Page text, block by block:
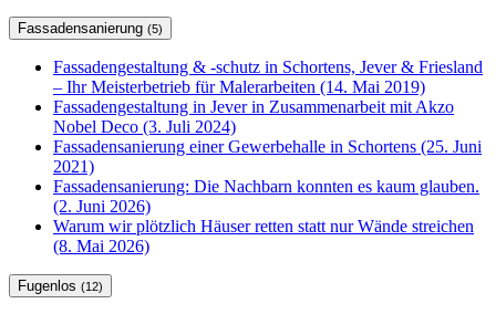
Fassadensanierung (5)
Fassadengestaltung & -schutz in Schortens, Jever & Friesland
– Ihr Meisterbetrieb für Malerarbeiten (14. Mai 2019)
Fassadengestaltung in Jever in Zusammenarbeit mit Akzo
Nobel Deco (3. Juli 2024)
Fassadensanierung einer Gewerbehalle in Schortens (25. Juni
2021)
Fassadensanierung: Die Nachbarn konnten es kaum glauben.
(2. Juni 2026)
Warum wir plötzlich Häuser retten statt nur Wände streichen
(8. Mai 2026)
Fugenlos (12)